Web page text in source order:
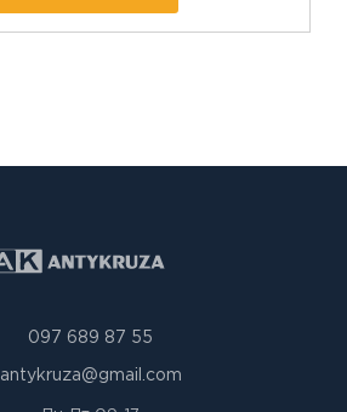
097 689 87 55
antykruza@gmail.com